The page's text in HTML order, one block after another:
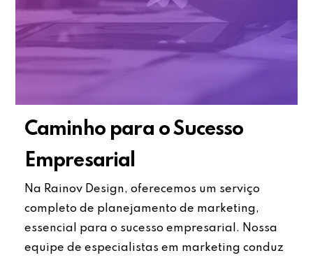
Caminho para o Sucesso
Empresarial
Na Rainov Design, oferecemos um serviço
completo de planejamento de marketing,
essencial para o sucesso empresarial. Nossa
equipe de especialistas em marketing conduz